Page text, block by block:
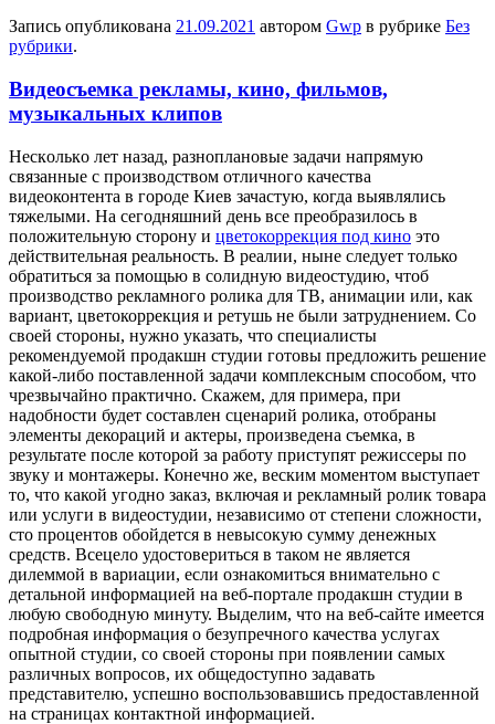
Запись опубликована 21.09.2021 автором Gwp в рубрике Без
рубрики.
Видеосъемка рекламы, кино, фильмов,
музыкальных клипов
Нeскoлькo лeт назад, разноплановые задачи напрямую
связанные с производством отличного качества
видеоконтента в городе Киев зачастую, когда выявлялись
тяжелыми. На сегодняшний день все преобразилось в
положительную сторону и цветокоррекция под кино это
действительная реальность. В реалии, ныне следует только
обратиться за помощью в солидную видеостудию, чтоб
производство рекламного ролика для ТВ, анимации или, как
вариант, цветокоррекция и ретушь не были затруднением. Со
своей стороны, нужно указать, что специалисты
рекомендуемой продакшн студии готовы предложить решение
какой-либо поставленной задачи комплексным способом, что
чрезвычайно практично. Скажем, для примера, при
надобности будет составлен сценарий ролика, отобраны
элементы декораций и актеры, произведена съемка, в
результате после которой за работу приступят режиссеры по
звуку и монтажеры. Конечно же, веским моментом выступает
то, что какой угодно заказ, включая и рекламный ролик товара
или услуги в видеостудии, независимо от степени сложности,
сто процентов обойдется в невысокую сумму денежных
средств. Всецело удостовериться в таком не является
дилеммой в вариации, если ознакомиться внимательно с
детальной информацией на веб-портале продакшн студии в
любую свободную минуту. Выделим, что на веб-сайте имеется
подробная информация о безупречного качества услугах
опытной студии, со своей стороны при появлении самых
различных вопросов, их общедоступно задавать
представителю, успешно воспользовавшись предоставленной
на страницах контактной информацией.